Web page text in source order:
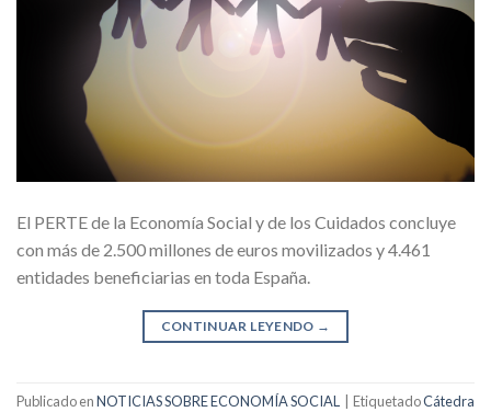
El PERTE de la Economía Social y de los Cuidados concluye
con más de 2.500 millones de euros movilizados y 4.461
entidades beneficiarias en toda España.
CONTINUAR LEYENDO →
Publicado enNOTICIAS SOBRE ECONOMÍA SOCIAL EtiquetadoCátedra